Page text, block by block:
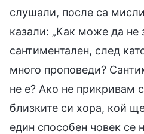
слушали, после са
казали: „Как може да не
сантиментален, след
много проповеди?
не е? Ако не прикривам
близките си хора, кой
един способен човек се